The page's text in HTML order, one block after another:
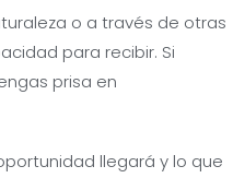
o a través de otras
para recibir. Si
prisa en
llegará y lo que